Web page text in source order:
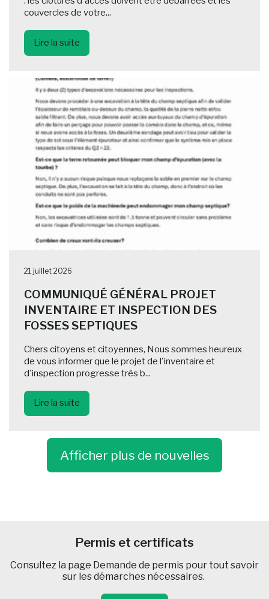
couvercles de votre...
Lire la suite
21 juillet 2026
COMMUNIQUÉ GÉNÉRAL PROJET
INVENTAIRE ET INSPECTION DES
FOSSES SEPTIQUES
Chers citoyens et citoyennes, Nous sommes heureux
de vous informer que le projet de l'inventaire et
d'inspection progresse très b...
Lire la suite
Afficher plus de nouvelles
Permis et certificats
Consultez la page Demande de permis pour tout savoir
sur les démarches nécessaires.